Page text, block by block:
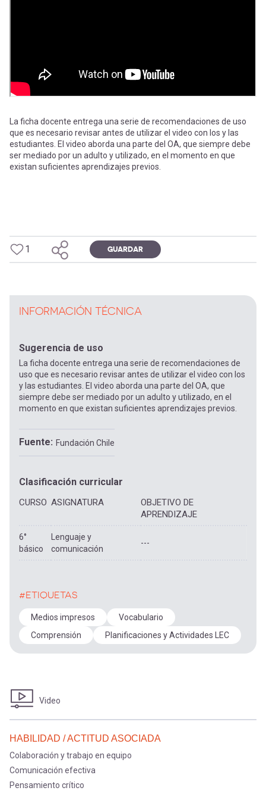
Menú
entrar
a
navegación
La ficha docente entrega una serie de recomendaciones de uso
que es necesario revisar antes de utilizar el video con los y las
estudiantes. El video aborda una parte del OA, que siempre debe
ser mediado por un adulto y utilizado, en el momento en que
existan suficientes aprendizajes previos.
1 GUARDAR
INFORMACIÓN TÉCNICA
Sugerencia de uso
La ficha docente entrega una serie de recomendaciones de
uso que es necesario revisar antes de utilizar el video con los
y las estudiantes. El video aborda una parte del OA, que
siempre debe ser mediado por un adulto y utilizado, en el
momento en que existan suficientes aprendizajes previos.
Fuente Fundación Chile
Clasificación curricular
CURSO ASIGNATURA
OBJETIVO DE
APRENDIZAJE
6°
básico
Lenguaje y
comunicación
---
#ETIQUETAS
Medios impresos
Vocabulario
Comprensión
Planificaciones y Actividades LEC
Video
HABILIDAD / ACTITUD ASOCIADA
Colaboración y trabajo en equipo
Comunicación efectiva
Pensamiento crítico